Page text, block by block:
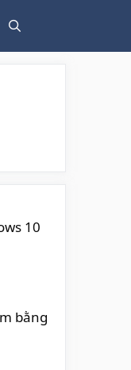
10
bằng